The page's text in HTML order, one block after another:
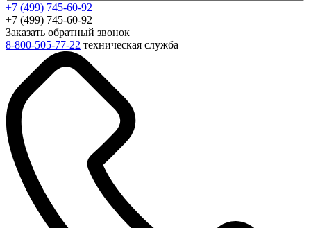
+7 (499) 745-60-92
+7 (499) 745-60-92
Заказать обратный звонок
8-800-505-77-22 техническая служба